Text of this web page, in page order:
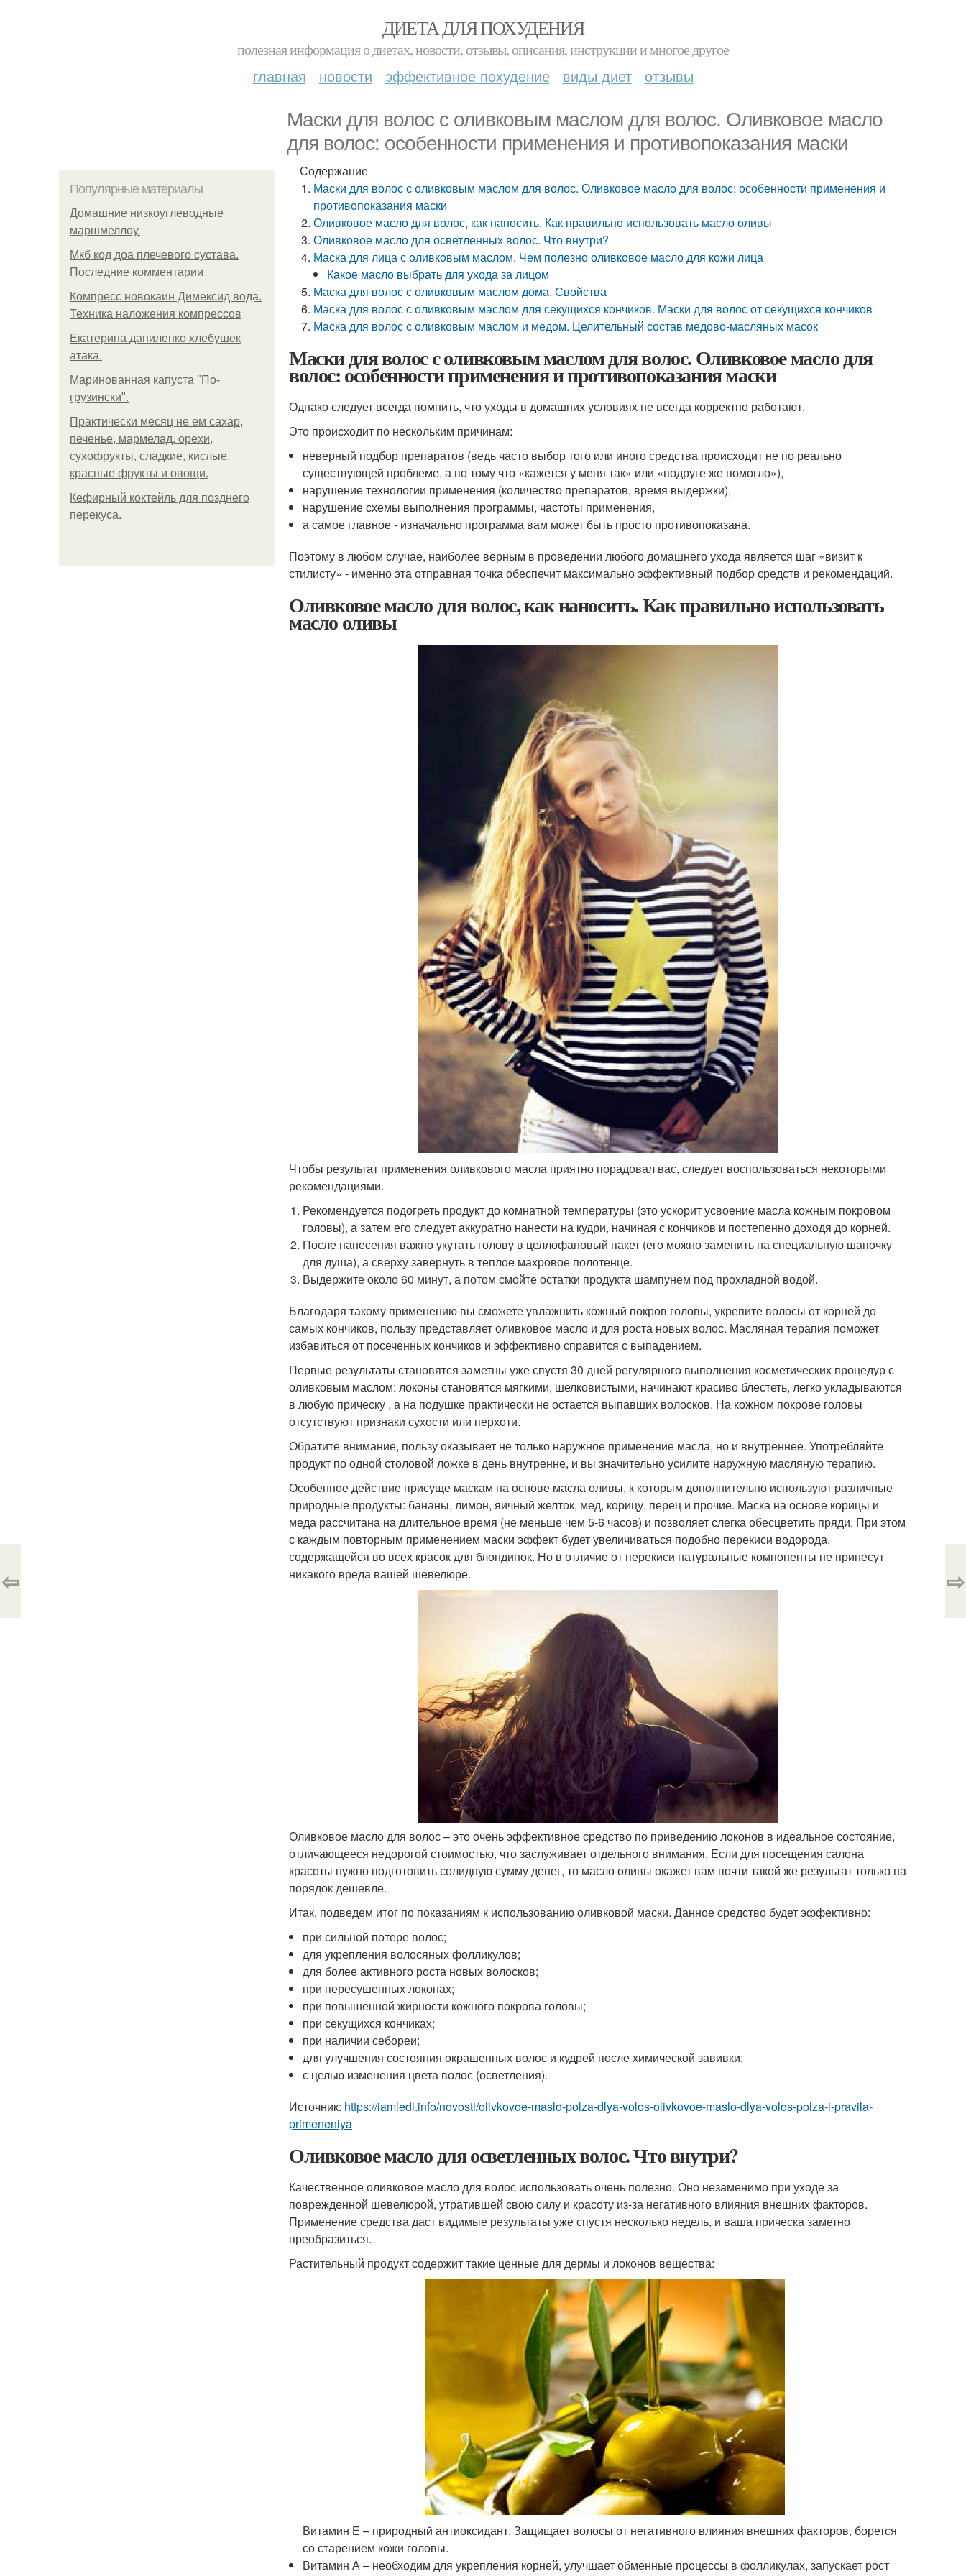
ДИЕТА ДЛЯ ПОХУДЕНИЯ
полезная информация о диетах, новости, отзывы, описания, инструкции и многое другое
главная новости эффективное похудение виды диет отзывы
Маски для волос с оливковым маслом для волос. Оливковое масло
для волос: особенности применения и противопоказания маски
Популярные материалы
Домашние низкоуглеводные
маршмеллоу.
Мкб код доа плечевого сустава.
Последние комментарии
Компресс новокаин Димексид вода.
Техника наложения компрессов
Екатерина даниленко хлебушек
атака.
Маринованная капуста "По-
грузински".
Практически месяц не ем сахар,
печенье, мармелад, орехи,
сухофрукты, сладкие, кислые,
красные фрукты и овощи.
Кефирный коктейль для позднего
перекуса.
Содержание
Маски для волос с оливковым маслом для волос. Оливковое масло для волос: особенности применения и
противопоказания маски
Оливковое масло для волос, как наносить. Как правильно использовать масло оливы
Оливковое масло для осветленных волос. Что внутри?
Маска для лица с оливковым маслом. Чем полезно оливковое масло для кожи лица
Какое масло выбрать для ухода за лицом
Маска для волос с оливковым маслом дома. Свойства
Маска для волос с оливковым маслом для секущихся кончиков. Маски для волос от секущихся кончиков
Маска для волос с оливковым маслом и медом. Целительный состав медово-масляных масок
Маски для волос с оливковым маслом для волос. Оливковое масло для
волос: особенности применения и противопоказания маски
Однако следует всегда помнить, что уходы в домашних условиях не всегда корректно работают.
Это происходит по нескольким причинам:
неверный подбор препаратов (ведь часто выбор того или иного средства происходит не по реально
существующей проблеме, а по тому что «кажется у меня так» или «подруге же помогло»),
нарушение технологии применения (количество препаратов, время выдержки),
нарушение схемы выполнения программы, частоты применения,
а самое главное - изначально программа вам может быть просто противопоказана.
Поэтому в любом случае, наиболее верным в проведении любого домашнего ухода является шаг «визит к
стилисту» - именно эта отправная точка обеспечит максимально эффективный подбор средств и рекомендаций.
Оливковое масло для волос, как наносить. Как правильно использовать
масло оливы
Чтобы результат применения оливкового масла приятно порадовал вас, следует воспользоваться некоторыми
рекомендациями.
Рекомендуется подогреть продукт до комнатной температуры (это ускорит усвоение масла кожным покровом
головы), а затем его следует аккуратно нанести на кудри, начиная с кончиков и постепенно доходя до корней.
После нанесения важно укутать голову в целлофановый пакет (его можно заменить на специальную шапочку
для душа), а сверху завернуть в теплое махровое полотенце.
Выдержите около 60 минут, а потом смойте остатки продукта шампунем под прохладной водой.
Благодаря такому применению вы сможете увлажнить кожный покров головы, укрепите волосы от корней до
самых кончиков, пользу представляет оливковое масло и для роста новых волос. Масляная терапия поможет
избавиться от посеченных кончиков и эффективно справится с выпадением.
Первые результаты становятся заметны уже спустя 30 дней регулярного выполнения косметических процедур с
оливковым маслом: локоны становятся мягкими, шелковистыми, начинают красиво блестеть, легко укладываются
в любую прическу , а на подушке практически не остается выпавших волосков. На кожном покрове головы
отсутствуют признаки сухости или перхоти.
Обратите внимание, пользу оказывает не только наружное применение масла, но и внутреннее. Употребляйте
продукт по одной столовой ложке в день внутренне, и вы значительно усилите наружную масляную терапию.
Особенное действие присуще маскам на основе масла оливы, к которым дополнительно используют различные
природные продукты: бананы, лимон, яичный желток, мед, корицу, перец и прочие. Маска на основе корицы и
меда рассчитана на длительное время (не меньше чем 5-6 часов) и позволяет слегка обесцветить пряди. При этом
с каждым повторным применением маски эффект будет увеличиваться подобно перекиси водорода,
содержащейся во всех красок для блондинок. Но в отличие от перекиси натуральные компоненты не принесут
никакого вреда вашей шевелюре.
Оливковое масло для волос – это очень эффективное средство по приведению локонов в идеальное состояние,
отличающееся недорогой стоимостью, что заслуживает отдельного внимания. Если для посещения салона
красоты нужно подготовить солидную сумму денег, то масло оливы окажет вам почти такой же результат только на
порядок дешевле.
Итак, подведем итог по показаниям к использованию оливковой маски. Данное средство будет эффективно:
при сильной потере волос;
для укрепления волосяных фолликулов;
для более активного роста новых волосков;
при пересушенных локонах;
при повышенной жирности кожного покрова головы;
при секущихся кончиках;
при наличии себореи;
для улучшения состояния окрашенных волос и кудрей после химической завивки;
с целью изменения цвета волос (осветления).
Источник: https://iamledi.info/novosti/olivkovoe-maslo-polza-dlya-volos-olivkovoe-maslo-dlya-volos-polza-i-pravila-
primeneniya
Оливковое масло для осветленных волос. Что внутри?
Качественное оливковое масло для волос использовать очень полезно. Оно незаменимо при уходе за
поврежденной шевелюрой, утратившей свою силу и красоту из-за негативного влияния внешних факторов.
Применение средства даст видимые результаты уже спустя несколько недель, и ваша прическа заметно
преобразиться.
Растительный продукт содержит такие ценные для дермы и локонов вещества:
Витамин Е – природный антиоксидант. Защищает волосы от негативного влияния внешних факторов, борется
со старением кожи головы.
Витамин А – необходим для укрепления корней, улучшает обменные процессы в фолликулах, запускает рост
⇦ ⇨